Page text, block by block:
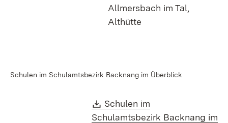
Allmersbach im Tal,
Althütte
Schulen im Schulamtsbezirk Backnang im Überblick
Download:
Schulen im
Schulamtsbezirk Backnang im